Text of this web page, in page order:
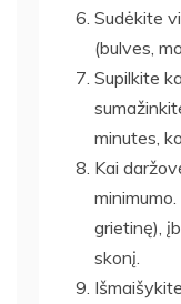
Sudėkite
(bulves,
Supilkite
minutes,
Kai
grietinę),
skonį.